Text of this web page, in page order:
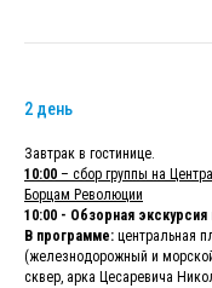
2 день
Завтрак в гостинице.
10:00 – сбор группы на
Борцам Революции
10:00 - Обзорная
В программе: центральная
(железнодорожный и
сквер, арка Цесаревича